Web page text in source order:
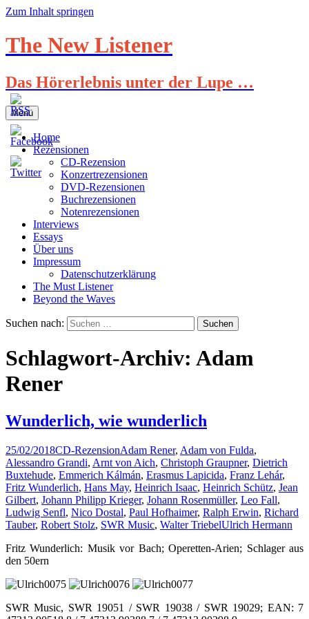
Zum Inhalt springen
The New Listener
Das Hörerlebnis unter der Lupe …
Menü
Home
Rezensionen
CD-Rezension
Konzertrezensionen
DVD-Rezensionen
Buchrezensionen
Notenrezensionen
Interviews
Essays
Über uns
Impressum
Datenschutzerklärung
The Must Listener
Beyond the Waves
Suchen nach:
Schlagwort-Archiv: Adam
Rener
Wunderlich, wie wunderlich
25/02/2018CD-RezensionAdam Rener, Adam von Fulda,
Alessandro Grandi, Arnt von Aich, Christoph Graupner, Dietrich
Buxtehude, Emmerich Kálmán, Erasmus Lapicida, Franz Lehár,
Fritz Wunderlich, Hans May, Heinrich Isaac, Heinrich Schütz, Jean
Gilbert, Johann Philipp Krieger, Johann Rosenmüller, Leo Fall,
Ludwig Senfl, Nico Dostal, Paul Hofhaimer, Ralph Erwin, Richard
Tauber, Robert Stolz, SWR Music, Walter TriebelUlrich Hermann
Fritz Wunderlich: Musik vor Bach; Operetten-Arien; Schlager aus
den 50ern
SWR Music, SWR 19051 / SWR 19038 / SWR 19029; EAN: 7